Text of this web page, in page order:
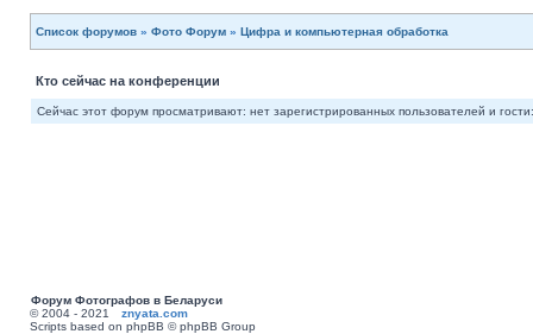
Список форумов » Фото Форум » Цифра и компьютерная обработка
Кто сейчас на конференции
Сейчас этот форум просматривают: нет зарегистрированных пользователей и
Форум Фотографов в Беларуси
© 2004 - 2021 znyata.com
Scripts based on phpBB © phpBB Group